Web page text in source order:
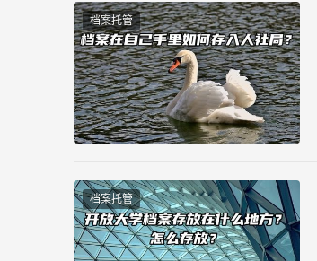
档案托管
档案托管